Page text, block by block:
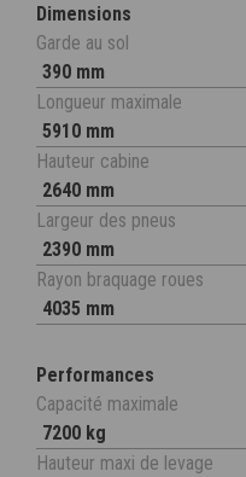
Dimensions
Garde au sol
390 mm
Longueur maximale
5910 mm
Hauteur cabine
2640 mm
Largeur des pneus
2390 mm
Rayon braquage roues
4035 mm
Performances
Capacité maximale
7200 kg
Hauteur maxi de levage